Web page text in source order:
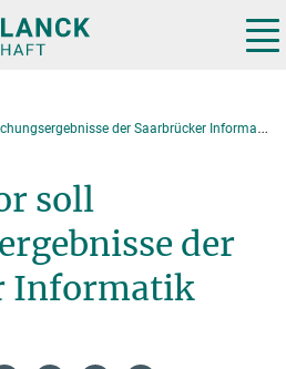
der Saarbrücker Informatik vermarkten
soll
der
Informatik